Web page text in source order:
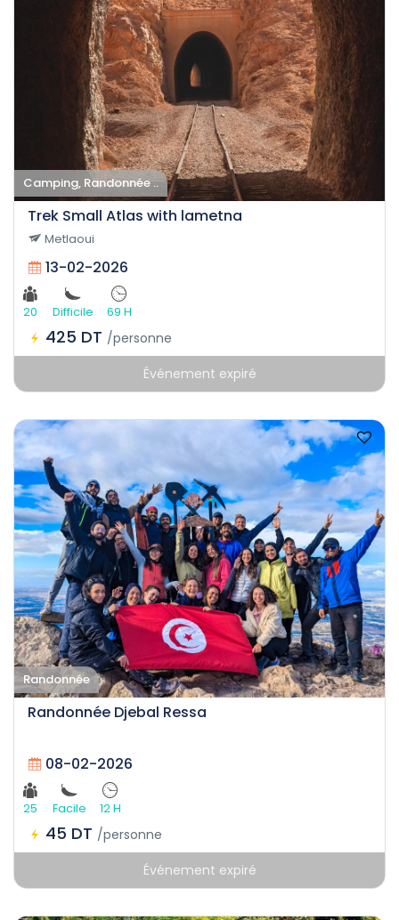
Camping, Randonnée ..
Trek Small Atlas with lametna
Metlaoui
13-02-2026
20 Difficile 69 H
425 DT /personne
Événement expiré
Randonnée
Randonnée Djebal Ressa
08-02-2026
25 Facile 12 H
45 DT /personne
Événement expiré